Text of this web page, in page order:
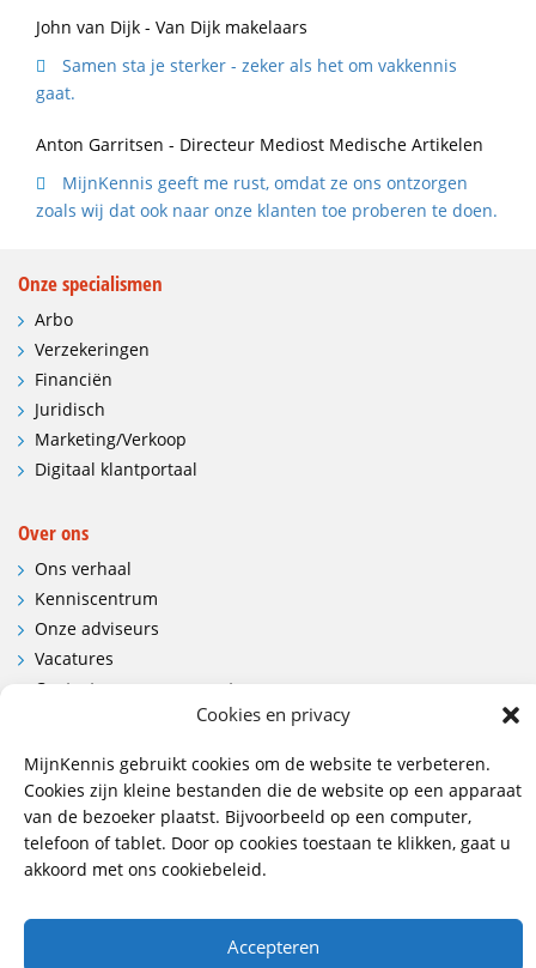
Cookies en privacy
MijnKennis gebruikt cookies om de website te verbeteren.
Cookies zijn kleine bestanden die de website op een apparaat
van de bezoeker plaatst. Bijvoorbeeld op een computer,
telefoon of tablet. Door op cookies toestaan te klikken, gaat u
akkoord met ons cookiebeleid.
Accepteren
John van Dijk - Van Dijk makelaars
Samen sta je sterker - zeker als het om vakkennis
gaat.
Anton Garritsen - Directeur Mediost Medische Artikelen
MijnKennis geeft me rust, omdat ze ons ontzorgen
zoals wij dat ook naar onze klanten toe proberen te doen.
Onze specialismen
Arbo
Verzekeringen
Financiën
Juridisch
Marketing/Verkoop
Digitaal klantportaal
Over ons
Ons verhaal
Kenniscentrum
Onze adviseurs
Vacatures
Contactgegevens en route
Contact
Wij hebben vestigingen in:
Doetinchem, Lent
085 - 485 4111